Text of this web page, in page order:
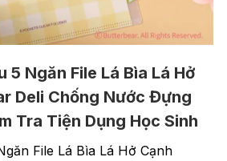
5 Ngăn File Lá Bìa Lá Hở
Deli Chống Nước Đựng
Tra Tiện Dụng Học Sinh
File Lá Bìa Lá Hở Cạnh